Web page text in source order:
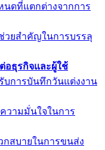
ดที่แตกต่างจากการ
ยสำคัญในการบรรลุ
อธุรกิจและผู้ใช้
บการบันทึกวันแต่งงาน
วามมั่นใจในการ
กสบายในการขนส่ง